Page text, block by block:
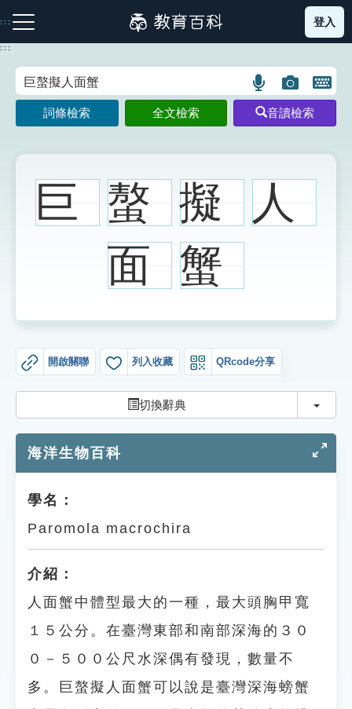
到
主
:::
注音索引圖示 筆畫索引圖示 部首索引表圖示
成語故事
索引選單
知識索引
生命大百科索引
遊戲專區
貓頭鷹博士
登入
:::
語
言
搜
示
圖
片
搜
示
開
鍵
圖
詞條檢索 全文檢索 音讀檢索
巨 螯 擬 人
面 蟹
開啟關聯 列入收藏 QRcode分享
切換辭典 切換
海洋生物百科
學名：
Paromola macrochira
介紹：
人面蟹中體型最大的一種，最大頭胸甲寬
１５公分。在臺灣東部和南部深海的３０
０－５００公尺水深偶有發現，數量不
多。巨螯擬人面蟹可以說是臺灣深海螃蟹